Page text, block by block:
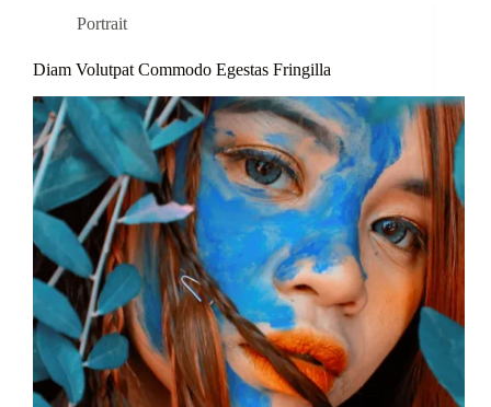
Portrait
Diam Volutpat Commodo Egestas Fringilla